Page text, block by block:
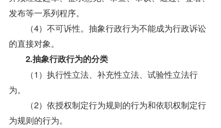
发布等一系列程序。
（4）不可诉性。抽象行政行为不能成为行政诉讼
的直接对象。
2.抽象行政行为的分类
（1）执行性立法、补充性立法、试验性立法行
为。
（2）依授权制定行为规则的行为和依职权制定行
为规则的行为。